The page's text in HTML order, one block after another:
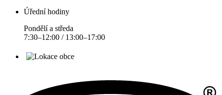
Úřední hodiny
Pondělí a středa
7:30–12:00 / 13:00–17:00